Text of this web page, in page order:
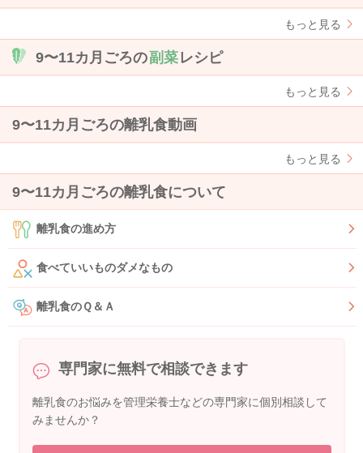
もっと見る
9〜11カ月ごろの副菜レシピ
もっと見る
9〜11カ月ごろの離乳食動画
もっと見る
9〜11カ月ごろの離乳食について
離乳食の進め方
食べていいものダメなもの
離乳食のＱ＆Ａ
専門家に無料で相談できます
離乳食のお悩みを管理栄養士などの専門家に個別相談して
みませんか？